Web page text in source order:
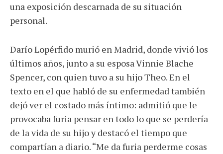
una exposición descarnada de su situación
personal.
Darío Lopérfido murió en Madrid, donde vivió los
últimos años, junto a su esposa Vinnie Blache
Spencer, con quien tuvo a su hijo Theo. En el
texto en el que habló de su enfermedad también
dejó ver el costado más íntimo: admitió que le
provocaba furia pensar en todo lo que se perdería
de la vida de su hijo y destacó el tiempo que
compartían a diario. “Me da furia perderme cosas